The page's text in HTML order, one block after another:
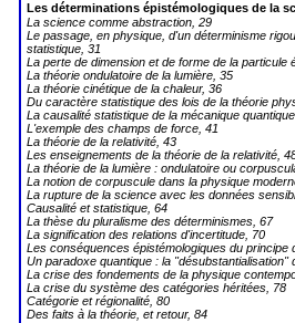
Les déterminations épistémologiques de la
La science comme abstraction, 29
Le passage, en physique, d'un déterminisme
statistique, 31
La perte de dimension et de forme de la particule
La théorie ondulatoire de la lumière, 35
La théorie cinétique de la chaleur, 36
Du caractère statistique des lois de la théorie
La causalité statistique de la mécanique
L'exemple des champs de force, 41
La théorie de la relativité, 43
Les enseignements de la théorie de la relativité,
La théorie de la lumière : ondulatoire ou
La notion de corpuscule dans la physique
La rupture de la science avec les données
Causalité et statistique, 64
La thèse du pluralisme des déterminismes, 67
La signification des relations d'incertitude, 70
Les conséquences épistémologiques du principe
Un paradoxe quantique : la "désubstantialisation"
La crise des fondements de la physique
La crise du système des catégories héritées, 78
Catégorie et régionalité, 80
Des faits à la théorie, et retour, 84